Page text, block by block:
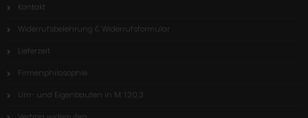
Kontakt
Widerrufsbelehrung & Widerrufsformular
Lieferzeit
Firmenphilosophie
Um- und Eigenbauten in M: 1:20,3